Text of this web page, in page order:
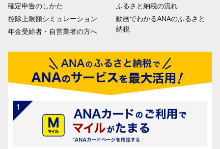
確定申告のしかた
控除上限額シミュレーション
年金受給者・自営業者の方へ
ふるさと納税の流れ
動画でわかるANAのふるさと
納税